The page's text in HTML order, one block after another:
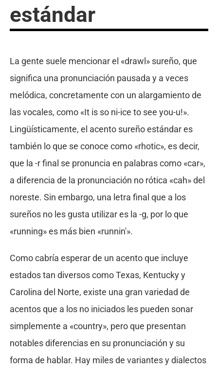
estándar
La gente suele mencionar el «drawl» sureño, que
significa una pronunciación pausada y a veces
melódica, concretamente con un alargamiento de
las vocales, como «It is so ni-ice to see you-u!».
Lingüísticamente, el acento sureño estándar es
también lo que se conoce como «rhotic», es decir,
que la -r final se pronuncia en palabras como «car»,
a diferencia de la pronunciación no rótica «cah» del
noreste. Sin embargo, una letra final que a los
sureños no les gusta utilizar es la -g, por lo que
«running» es más bien «runnin'».
Como cabría esperar de un acento que incluye
estados tan diversos como Texas, Kentucky y
Carolina del Norte, existe una gran variedad de
acentos que a los no iniciados les pueden sonar
simplemente a «country», pero que presentan
notables diferencias en su pronunciación y su
forma de hablar. Hay miles de variantes y dialectos